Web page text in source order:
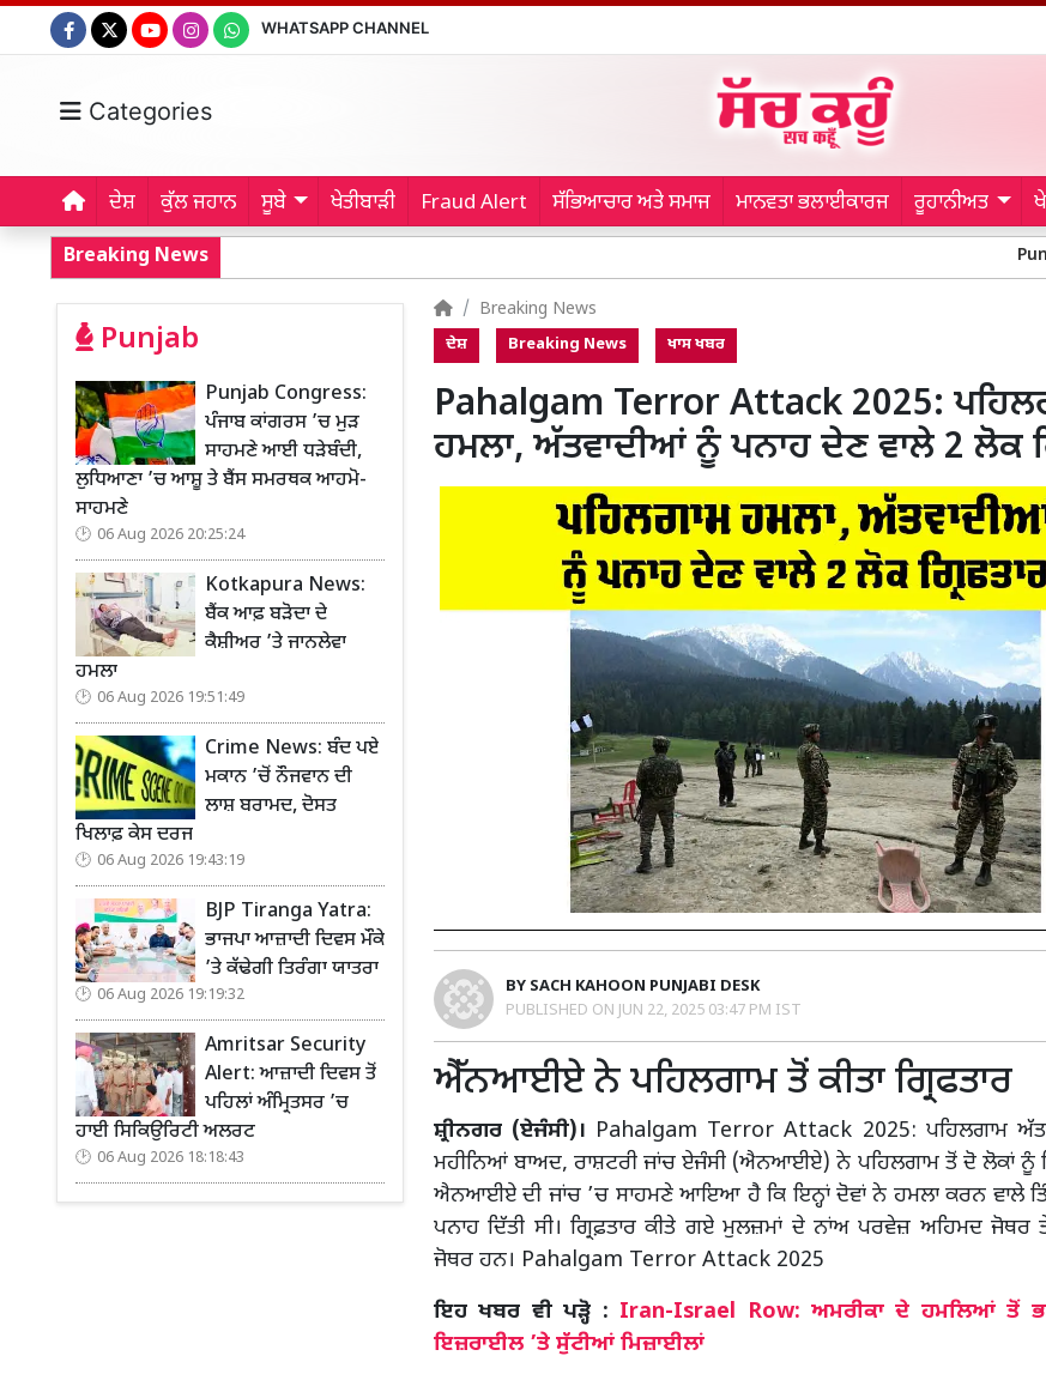
WHATSAPP CHANNEL
Categories
ਦੇਸ਼ ਕੁੱਲ ਜਹਾਨ ਸੂਬੇ ਖੇਤੀਬਾੜੀ Fraud Alert ਸੱਭਿਆਚਾਰ ਅਤੇ ਸਮਾਜ ਮਾਨਵਤਾ ਭਲਾਈਕਾਰਜ ਰੂਹਾਨੀਅਤ
Breaking News Punjab
Punjab
Punjab Congress:
ਪੰਜਾਬ ਕਾਂਗਰਸ ’ਚ ਮੁੜ
ਸਾਹਮਣੇ ਆਈ ਧੜੇਬੰਦੀ,
ਲੁਧਿਆਣਾ ’ਚ ਆਸ਼ੂ ਤੇ ਬੈਂਸ ਸਮਰਥਕ ਆਹਮੋ-
ਸਾਹਮਣੇ
06 Aug 2026 20:25:24
Kotkapura News:
ਬੈਂਕ ਆਫ਼ ਬੜੋਦਾ ਦੇ
ਕੈਸ਼ੀਅਰ ’ਤੇ ਜਾਨਲੇਵਾ
ਹਮਲਾ
06 Aug 2026 19:51:49
Crime News: ਬੰਦ ਪਏ
ਮਕਾਨ ’ਚੋਂ ਨੌਜਵਾਨ ਦੀ
ਲਾਸ਼ ਬਰਾਮਦ, ਦੋਸਤ
ਖਿਲਾਫ਼ ਕੇਸ ਦਰਜ
06 Aug 2026 19:43:19
BJP Tiranga Yatra:
ਭਾਜਪਾ ਆਜ਼ਾਦੀ ਦਿਵਸ ਮੌਕੇ
’ਤੇ ਕੱਢੇਗੀ ਤਿਰੰਗਾ ਯਾਤਰਾ
06 Aug 2026 19:19:32
Amritsar Security
Alert: ਆਜ਼ਾਦੀ ਦਿਵਸ ਤੋਂ
ਪਹਿਲਾਂ ਅੰਮ੍ਰਿਤਸਰ ’ਚ
ਹਾਈ ਸਿਕਿਉਰਿਟੀ ਅਲਰਟ
06 Aug 2026 18:18:43
Breaking News
ਦੇਸ਼ Breaking News ਖਾਸ ਖਬਰ
Pahalgam Terror Attack 2025:
ਹਮਲਾ, ਅੱਤਵਾਦੀਆਂ ਨੂੰ ਪਨਾਹ ਦੇਣ ਵਾਲੇ 2 ਲੋਕ
BY SACH KAHOON PUNJABI DESK
PUBLISHED ON JUN 22, 2025 03:47 PM IST
ਐੱਨਆਈਏ ਨੇ ਪਹਿਲਗਾਮ ਤੋਂ ਕੀਤਾ ਗ੍ਰਿਫਤਾਰ
ਸ਼੍ਰੀਨਗਰ (ਏਜੰਸੀ)। Pahalgam Terror Attack 2025: ਪਹਿਲਗਾਮ
ਮਹੀਨਿਆਂ ਬਾਅਦ, ਰਾਸ਼ਟਰੀ ਜਾਂਚ ਏਜੰਸੀ (ਐਨਆਈਏ) ਨੇ ਪਹਿਲਗਾਮ ਤੋਂ ਦੋ ਲੋਕਾਂ ਨੂੰ
ਐਨਆਈਏ ਦੀ ਜਾਂਚ ’ਚ ਸਾਹਮਣੇ ਆਇਆ ਹੈ ਕਿ ਇਨ੍ਹਾਂ ਦੋਵਾਂ ਨੇ ਹਮਲਾ ਕਰਨ ਵਾਲੇ
ਪਨਾਹ ਦਿੱਤੀ ਸੀ। ਗ੍ਰਿਫ਼ਤਾਰ ਕੀਤੇ ਗਏ ਮੁਲਜ਼ਮਾਂ ਦੇ ਨਾਂਅ ਪਰਵੇਜ਼ ਅਹਿਮਦ ਜੋਥਰ
ਜੋਥਰ ਹਨ। Pahalgam Terror Attack 2025
ਇਹ ਖਬਰ ਵੀ ਪੜ੍ਹੋ : Iran-Israel Row: ਅਮਰੀਕਾ ਦੇ ਹਮਲਿਆਂ ਤੋਂ
ਇਜ਼ਰਾਈਲ ’ਤੇ ਸੁੱਟੀਆਂ ਮਿਜ਼ਾਈਲਾਂ